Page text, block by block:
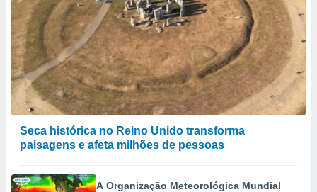
Seca histórica no Reino Unido transforma
paisagens e afeta milhões de pessoas
A Organização Meteorológica Mundial